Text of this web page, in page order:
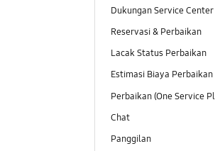
Dukungan Service Center
Reservasi & Perbaikan
Lacak Status Perbaikan
Estimasi Biaya Perbaikan
Perbaikan (One Service
Chat
Panggilan